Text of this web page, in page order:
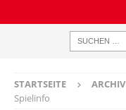
STARTSEITE ARCHIV
Spielinfo